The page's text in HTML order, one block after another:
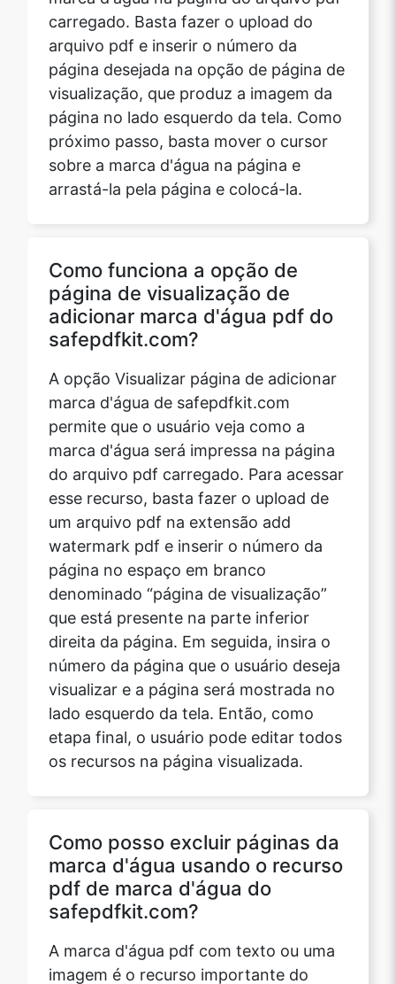
carregado. Basta fazer o upload do
arquivo pdf e inserir o número da
página desejada na opção de página de
visualização, que produz a imagem da
página no lado esquerdo da tela. Como
próximo passo, basta mover o cursor
sobre a marca d'água na página e
arrastá-la pela página e colocá-la.
Como funciona a opção de
página de visualização de
adicionar marca d'água pdf do
safepdfkit.com?
A opção Visualizar página de adicionar
marca d'água de safepdfkit.com
permite que o usuário veja como a
marca d'água será impressa na página
do arquivo pdf carregado. Para acessar
esse recurso, basta fazer o upload de
um arquivo pdf na extensão add
watermark pdf e inserir o número da
página no espaço em branco
denominado “página de visualização”
que está presente na parte inferior
direita da página. Em seguida, insira o
número da página que o usuário deseja
visualizar e a página será mostrada no
lado esquerdo da tela. Então, como
etapa final, o usuário pode editar todos
os recursos na página visualizada.
Como posso excluir páginas da
marca d'água usando o recurso
pdf de marca d'água do
safepdfkit.com?
A marca d'água pdf com texto ou uma
imagem é o recurso importante do